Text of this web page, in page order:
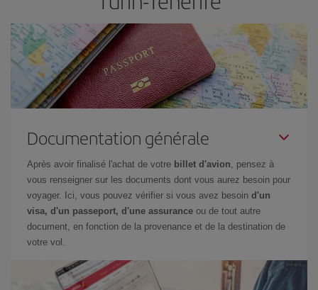
Documentation générale
Après avoir finalisé l'achat de votre billet d'avion, pensez à
vous renseigner sur les documents dont vous aurez besoin pour
voyager. Ici, vous pouvez vérifier si vous avez besoin d'un
visa, d'un passeport, d'une assurance ou de tout autre
document, en fonction de la provenance et de la destination de
votre vol.